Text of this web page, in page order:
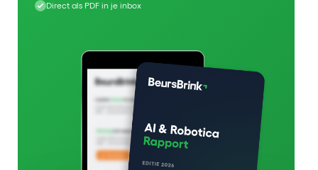
Direct als PDF in je inbox